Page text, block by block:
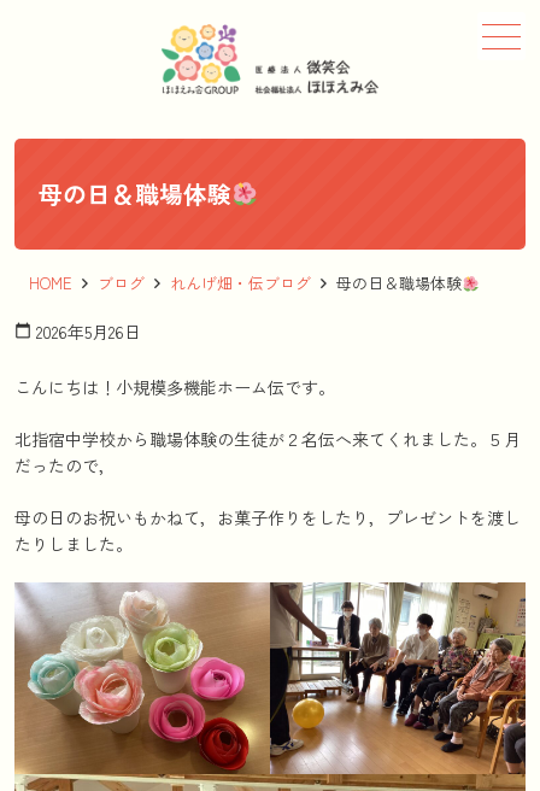
母の日＆職場体験
HOME ブログ れんげ畑・伝ブログ 母の日＆職場体験
calendar_today 2026年5月26日
こんにちは！小規模多機能ホーム伝です。
北指宿中学校から職場体験の生徒が２名伝へ来てくれました。５月
だったので，
母の日のお祝いもかねて，お菓子作りをしたり，プレゼントを渡し
たりしました。